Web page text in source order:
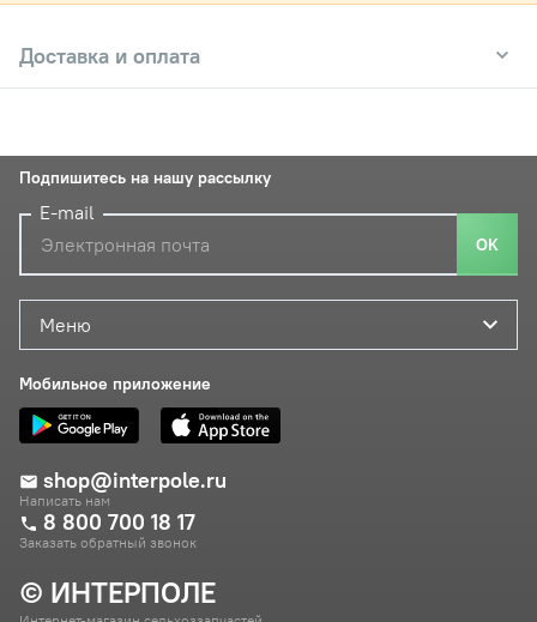
Доставка и оплата
© ИНТЕРПОЛЕ
Меню
Мобильное приложение
shop@interpole.ru
Написать нам
8 800 700 18 17
Заказать обратный звонок
Подпишитесь на нашу рассылку
E-mail
ОК